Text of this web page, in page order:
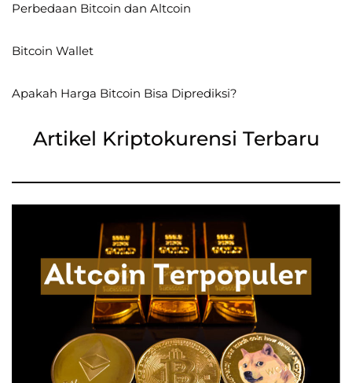
Perbedaan Bitcoin dan Altcoin
Bitcoin Wallet
Apakah Harga Bitcoin Bisa Diprediksi?
Artikel Kriptokurensi Terbaru